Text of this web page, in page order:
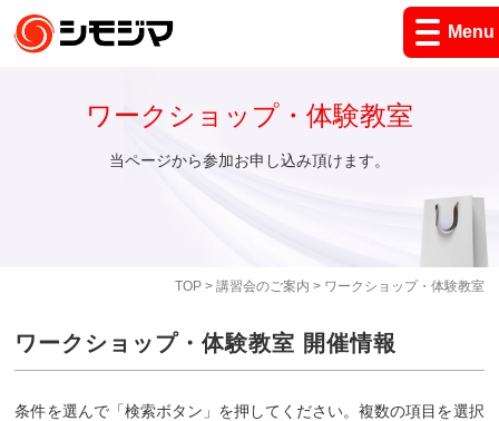
Menu
TOP> 講習会のご案内 > ワークショップ・体験教室
ワークショップ・体験教室
当ページから参加お申し込み頂けます。
ワークショップ・体験教室 開催情報
条件を選んで「検索ボタン」を押してください。複数の項目を選択